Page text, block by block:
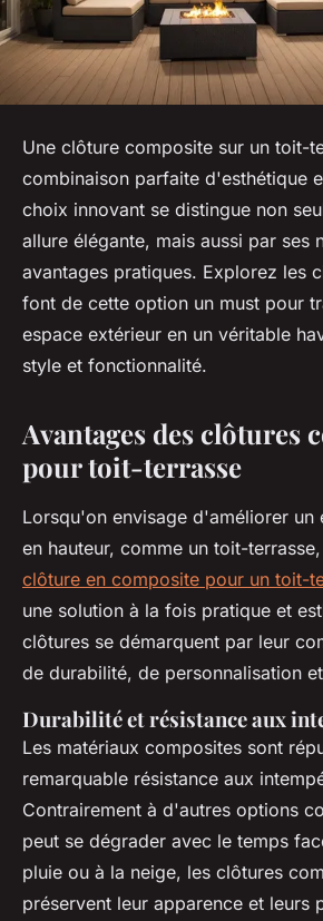
Une clôture composite sur un toit-
combinaison parfaite d'esthétique
choix innovant se distingue non
allure élégante, mais aussi par ses
avantages pratiques. Explorez les
font de cette option un must pour
espace extérieur en un véritable
style et fonctionnalité.
Avantages des clôtures
pour toit-terrasse
Lorsqu'on envisage d'améliorer un
en hauteur, comme un toit-terrasse,
clôture en composite pour un toit-
une solution à la fois pratique et
clôtures se démarquent par leur
de durabilité, de personnalisation
Durabilité et résistance aux
Les matériaux composites sont
remarquable résistance aux
Contrairement à d'autres options
peut se dégrader avec le temps
pluie ou à la neige, les clôtures
préservent leur apparence et leurs